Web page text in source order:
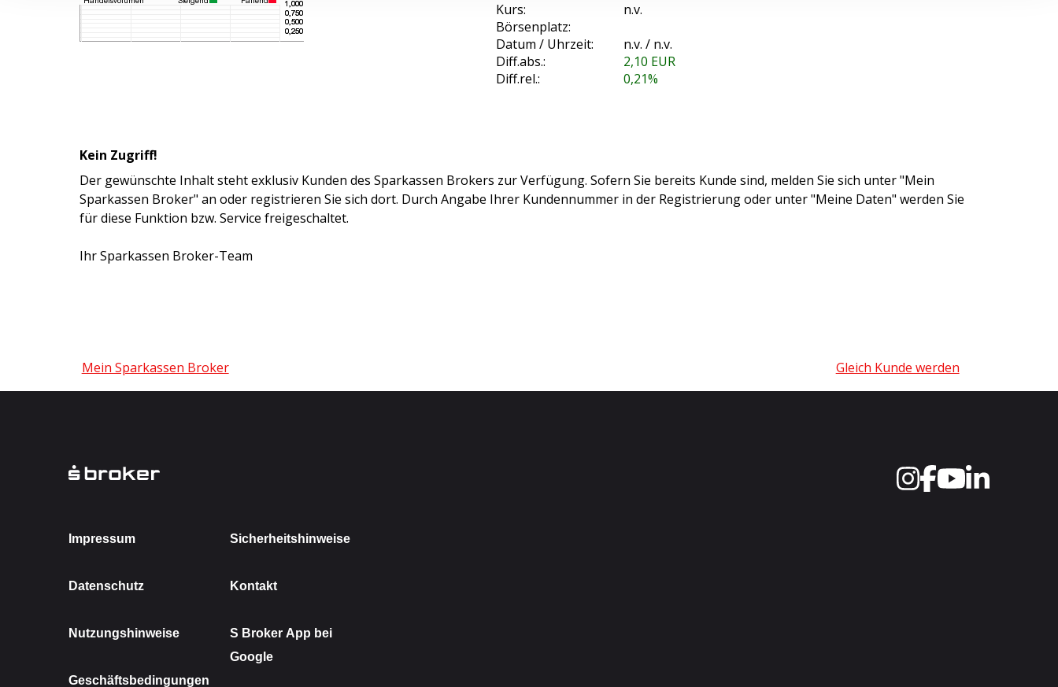
Kurs:
n.v.
Börsenplatz:
Datum / Uhrzeit:
n.v. / n.v.
Diff.abs.:
2,10 EUR
Diff.rel.:
0,21%
Kein Zugriff!
Der gewünschte Inhalt steht exklusiv Kunden des Sparkassen Brokers zur Verfügung. Sofern Sie bereits Kunde sind, melden Sie sich unter "Mein
Sparkassen Broker" an oder registrieren Sie sich dort. Durch Angabe Ihrer Kundennummer in der Registrierung oder unter "Meine Daten" werden Sie
für diese Funktion bzw. Service freigeschaltet.
Ihr Sparkassen Broker-Team
Mein Sparkassen Broker Gleich Kunde werden